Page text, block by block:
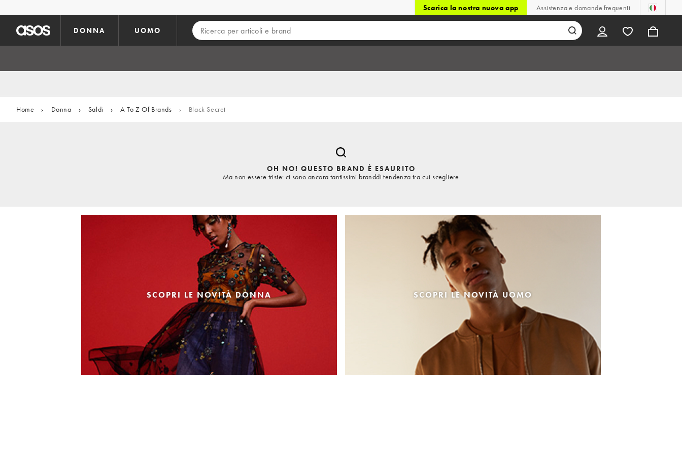
Scarica la nostra nuova app Assistenza e domande frequenti
DONNA UOMO
Home › Donna › Saldi › A To Z Of Brands › Black Secret
OH NO! QUESTO BRAND È ESAURITO
Ma non essere triste: ci sono ancora tantissimi branddi tendenza tra cui scegliere
SCOPRI LE NOVITÀ DONNA SCOPRI LE NOVITÀ UOMO